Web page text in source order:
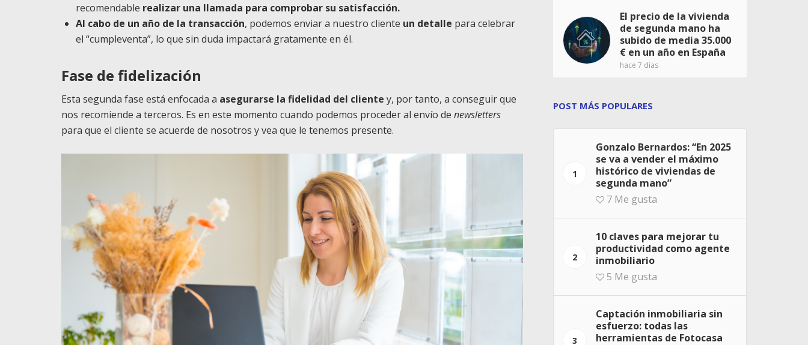
recomendable realizar una llamada para comprobar su satisfacción.
Al cabo de un año de la transacción, podemos enviar a nuestro cliente un detalle para celebrar
el “cumpleventa”, lo que sin duda impactará gratamente en él.
Fase de fidelización
Esta segunda fase está enfocada a asegurarse la fidelidad del cliente y, por tanto, a conseguir que
nos recomiende a terceros. Es en este momento cuando podemos proceder al envío de newsletters
para que el cliente se acuerde de nosotros y vea que le tenemos presente.
El precio de la vivienda
de segunda mano ha
subido de media 35.000
€ en un año en España
hace 7 días
POST MÁS POPULARES
1
Gonzalo Bernardos: “En 2025
se va a vender el máximo
histórico de viviendas de
segunda mano”
7 Me gusta
2
10 claves para mejorar tu
productividad como agente
inmobiliario
5 Me gusta
3
Captación inmobiliaria sin
esfuerzo: todas las
herramientas de Fotocasa